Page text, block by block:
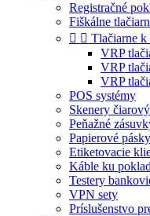
Registračné
Fiškálne
  Tlačiarne
VRP
VRP
VRP
POS systémy
Skenery
Peňažné
Papierové pásky
Etiketovacie
Káble ku
Testery
VPN sety
Príslušenstvo